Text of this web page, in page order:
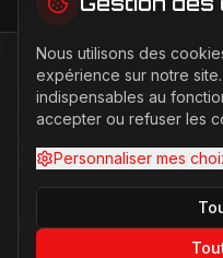
FERRARI
Votre source d'actualités
modèles, histoire
Catégories
Nous utilisons des
expérience sur notre
indispensables au
accepter ou refuser les
Personnaliser mes